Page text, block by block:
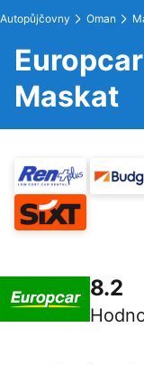
Autopůjčovny Oman
Maskat
8.2